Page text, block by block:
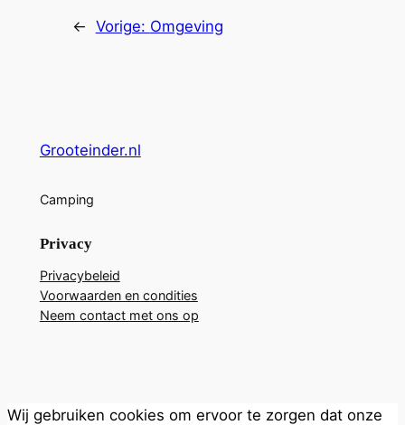
← Vorige: Omgeving
Grooteinder.nl
Camping
Privacy
Privacybeleid
Voorwaarden en condities
Neem contact met ons op
Wij gebruiken cookies om ervoor te zorgen dat onze